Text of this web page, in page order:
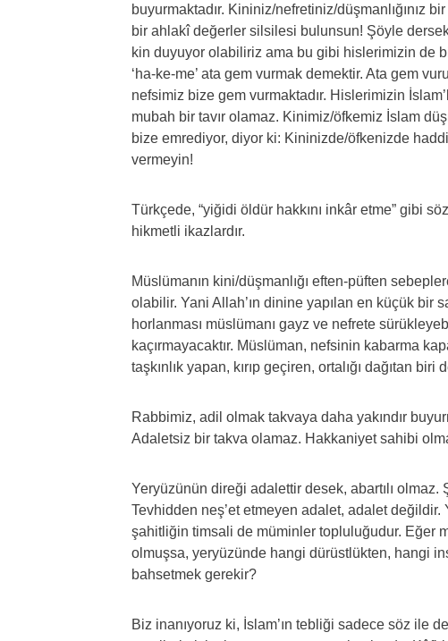
buyurmaktadır. Kininiz/nefretiniz/düşmanlığınız
bir ahlakî değerler silsilesi bulunsun! Şöyle dersek
kin duyuyor olabiliriz ama bu gibi hislerimizin de
‘ha-ke-me’ ata gem vurmak demektir. Ata gem
nefsimiz bize gem vurmaktadır. Hislerimizin
mubah bir tavır olamaz. Kinimiz/öfkemiz İslam
bize emrediyor, diyor ki: Kininizde/öfkenizde
vermeyin!
Türkçede, “yiğidi öldür hakkını inkâr etme” gibi
hikmetli ikazlardır.
Müslümanın kini/düşmanlığı eften-püften
olabilir. Yani Allah’ın dinine yapılan en küçük bir
horlanması müslümanı gayz ve nefrete
kaçırmayacaktır. Müslüman, nefsinin kabarma
taşkınlık yapan, kırıp geçiren, ortalığı dağıtan
Rabbimiz, adil olmak takvaya daha yakındır
Adaletsiz bir takva olamaz. Hakkaniyet sahibi
Yeryüzünün direği adalettir desek, abartılı
Tevhidden neş’et etmeyen adalet, adalet
şahitliğin timsali de müminler topluluğudur. Eğer
olmuşsa, yeryüzünde hangi dürüstlükten, hangi
bahsetmek gerekir?
Biz inanıyoruz ki, İslam’ın tebliği sadece söz ile